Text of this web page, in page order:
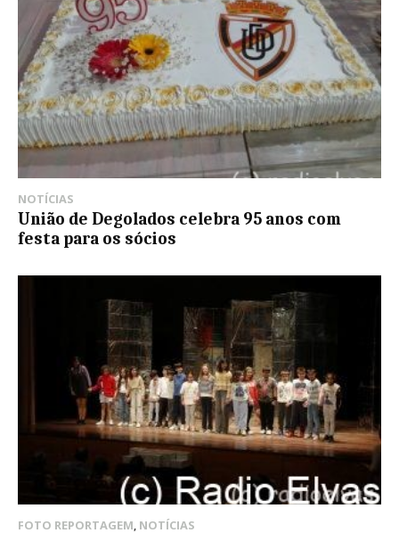
NOTÍCIAS
União de Degolados celebra 95 anos com
festa para os sócios
FOTO REPORTAGEM, NOTÍCIAS